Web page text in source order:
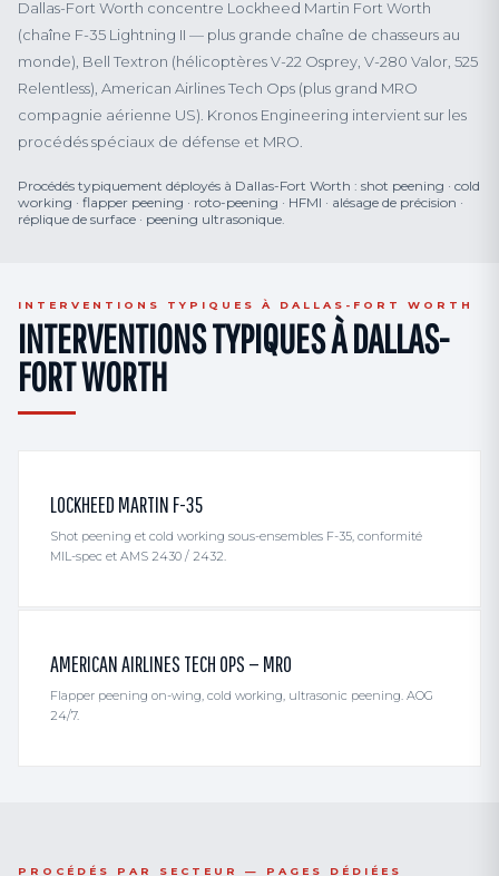
Dallas-Fort Worth concentre Lockheed Martin Fort Worth
(chaîne F-35 Lightning II — plus grande chaîne de chasseurs au
monde), Bell Textron (hélicoptères V-22 Osprey, V-280 Valor, 525
Relentless), American Airlines Tech Ops (plus grand MRO
compagnie aérienne US). Kronos Engineering intervient sur les
procédés spéciaux de défense et MRO.
Procédés typiquement déployés à Dallas-Fort Worth : shot peening · cold
working · flapper peening · roto-peening · HFMI · alésage de précision ·
réplique de surface · peening ultrasonique.
INTERVENTIONS TYPIQUES À DALLAS-FORT WORTH
INTERVENTIONS TYPIQUES À DALLAS-
FORT WORTH
LOCKHEED MARTIN F-35
Shot peening et cold working sous-ensembles F-35, conformité
MIL-spec et AMS 2430 / 2432.
AMERICAN AIRLINES TECH OPS — MRO
Flapper peening on-wing, cold working, ultrasonic peening. AOG
24/7.
PROCÉDÉS PAR SECTEUR — PAGES DÉDIÉES